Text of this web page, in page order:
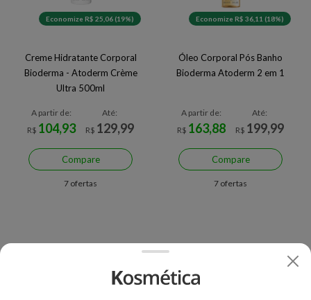
Economize R$ 25,06 (19%)
Creme Hidratante Corporal
Bioderma - Atoderm Crème
Ultra 500ml
A partir de:
R$ 104,93
Até:
R$ 129,99
Compare
7 ofertas
Economize R$ 36,11 (18%)
Óleo Corporal Pós Banho
Bioderma Atoderm 2 em 1
A partir de:
R$ 163,88
Até:
R$ 199,99
Compare
7 ofertas